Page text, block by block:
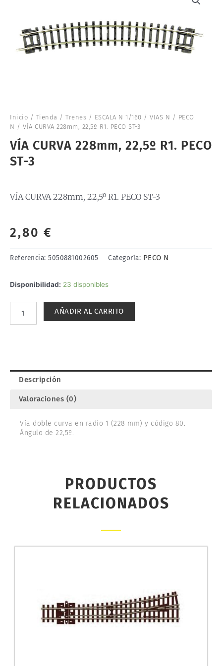
Inicio / Tienda / Trenes / ESCALA N 1/160 / VIAS N / PECO
N / VÍA CURVA 228mm, 22,5º R1. PECO ST-3
VÍA CURVA 228mm, 22,5º R1. PECO
ST-3
VÍA CURVA 228mm, 22,5º R1. PECO ST-3
2,80 €
Referencia: 5050881002605 Categoría: PECO N
Disponibilidad: 23 disponibles
VÍA
22,5º
cantidad
AÑADIR AL CARRITO
Descripción
Valoraciones (0)
Vía doble curva en radio 1 (228 mm) y código 80.
Ángulo de 22,5º.
PRODUCTOS
RELACIONADOS